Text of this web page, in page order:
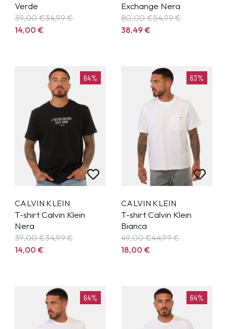
Verde
39,00 €34,99€
14,00€
Exchange Nera
80,00 €54,99€
38,49€
64%
CALVIN KLEIN
T-shirt Calvin Klein
Nera
39,00 €34,99€
14,00€
63%
CALVIN KLEIN
T-shirt Calvin Klein
Bianca
49,00 €44,99€
18,00€
64% 64%